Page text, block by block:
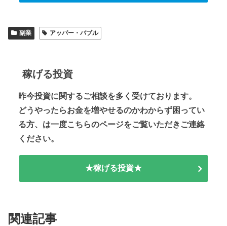
副業 アッパー・バブル
稼げる投資
昨今投資に関するご相談を多く受けております。
どうやったらお金を増やせるのかわからず困ってい
る方、は一度こちらのページをご覧いただきご連絡
ください。
★稼げる投資★
関連記事